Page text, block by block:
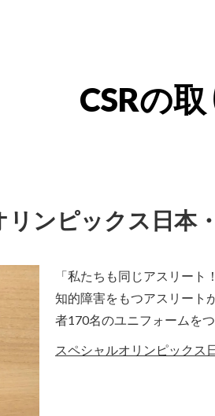
CSRの
ンピックス日本
「私たちも同じアスリー
知的障害をもつアスリート
者170名のユニフォームを
スペシャルオリンピックス